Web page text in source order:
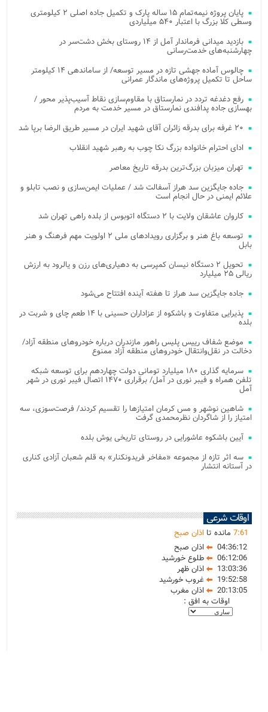
پایان پروژه نیمه‌تمام ۱۵ ساله پارک و تکمیل جاده اصلی ۲ کیلومتری
وسطی کلا بزرگ با اعتبار ۵۴۰ میلیاردی
بازدید میدانی فرماندار آمل از ۱۴ روستای بخش دشت‌سر در
چهارشنبه‌های خدمت‌رسانی
چالوس آماده جهشی تازه در مسیر توسعه/ از ساماندهی ۱۴ کیلومتر
ساحل تا تکمیل پروژه‌های ماندگار عمرانی
رفع دغدغه تردد در نمارستاق با مقاوم‌سازی نقاط آسیب‌پذیر محور /
بهسازی جاده پدافندی نمارستاق در مسیر خدمت به مردم
۲۰ غرفه برای بدرقه زائران آقای شهید ایران در مسیر طریق الرضا برپا شد
ادای احترام خانواده بزرگ نکا چوب به رهبر شهید انقلاب
تهران میزبان بزرگ‌ترین بدرقه تاریخ معاصر
جاده جایگزین سد هراز آسفالت شد / عملیات ایمن‌سازی و نصب تابلو و
علائم ایمنی در حال انجام است
کاروان عاشقان ولایت با ۲ دستگاه اتوبوس از بلده راهی تهران شد
توسعه باغ هنر و برگزاری رویدادهای ملی ۲ اولویت مهم فرهنگ و هنر
بابل
تحویل ۲ دستگاه نیسان کمپرسی به دهیاری‌های رزن و یالرود به ارزش
ریالی ۲۵ میلیارد
جاده جایگزین سد هراز تا هفته آینده افتتاح می‌شود
پذیرایی متفاوت و باشکوه از عزاداران حسینی با ۱۴ طعم چای و شربت در
بلده
موضع شفاف رییس پلیس راهور مازندران درباره خودروهای منطقه آزاد/
دخالت در نقل‌وانتقال خودروهای منطقه آزاد ممنوع
سرمایه گذاری ۱۸۰ میلیارد تومانی دولت چهاردهم برای توسعه شبکه
تلفن همراه و فیبر نوری در آمل/ برقراری ۱۴۷۰ اتصال فیبر نوری در شهر
آمل
شاهین نوشهر و مس کرمان امتیازها را تقسیم کردند/ فرصت‌سوزی، سه
امتیاز را از شاگردان نظرمحمدی گرفت
آیین باشکوه عاشورایی در روستای تاریخی یوش بلده
سه اثر تازه از مجموعه «مفاخر فریدونکنار» به قلم شعبان آزادی کناری
در آستانه انتشار
اوقات شرعی
7:61 مانده تا اذان صبح
04:36:12
اذان صبح
06:12:06
طلوع خورشید
13:03:36
اذان ظهر
19:52:58
غروب خورشید
20:13:05
اذان مغرب
اوقات به افق :